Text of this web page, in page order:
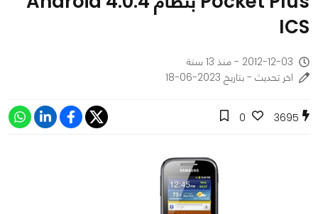
ICS
2012-12-03 - منذ 13 سنة
اخر تحديث - بتاريخ 2023-06-18
3695
0